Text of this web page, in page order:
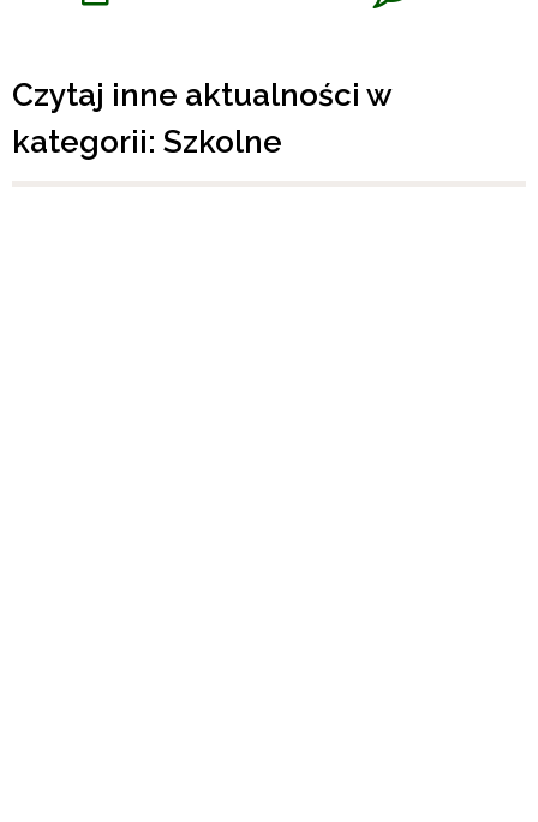
Czytaj inne aktualności w
kategorii: Szkolne